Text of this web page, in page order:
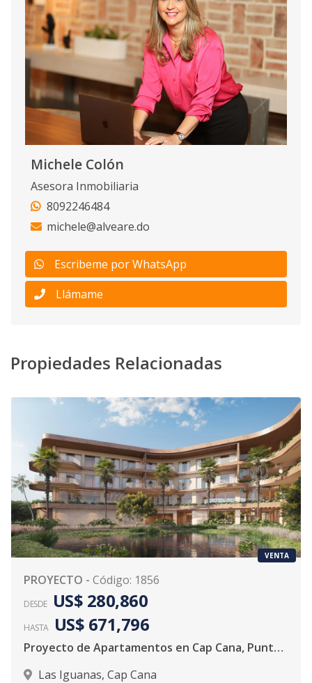
Michele Colón
Asesora Inmobiliaria
8092246484
michele@alveare.do
Escribeme por WhatsApp
Llámame
Propiedades Relacionadas
VENTA
PROYECTO - Código: 1856
DESDE US$ 280,860
HASTA US$ 671,796
Proyecto de Apartamentos en Cap Cana, Punta Cana
Las Iguanas, Cap Cana